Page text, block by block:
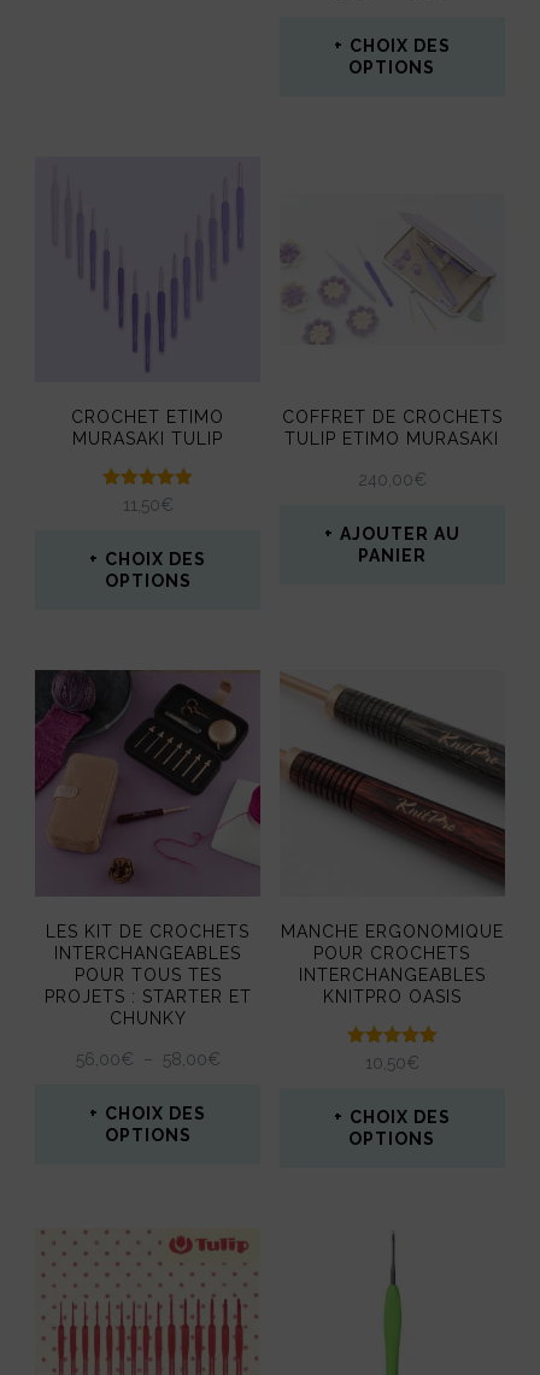
CHOIX DES
OPTIONS
plusieurs
variations.
Les
être
choisies
la
CROCHET ETIMO
MURASAKI TULIP
Note
5.00
11,50€
CHOIX DES
OPTIONS
produit
a
plusieurs
variations.
Les
options
être
choisies
sur
la
page
du
COFFRET DE CROCHETS
TULIP ETIMO MURASAKI
240,00€
AJOUTER AU
PANIER
LES KIT DE CROCHETS
INTERCHANGEABLES
POUR TOUS TES
PROJETS : STARTER ET
CHUNKY
56,00€ – 58,00€PLAGE
CHOIX DES
OPTIONS
a
plusieurs
variations.
MANCHE ERGONOMIQUE
POUR CROCHETS
INTERCHANGEABLES
KNITPRO OASIS
Note
5.00
10,50€
CHOIX DES
OPTIONS
a
plusieurs
variations.